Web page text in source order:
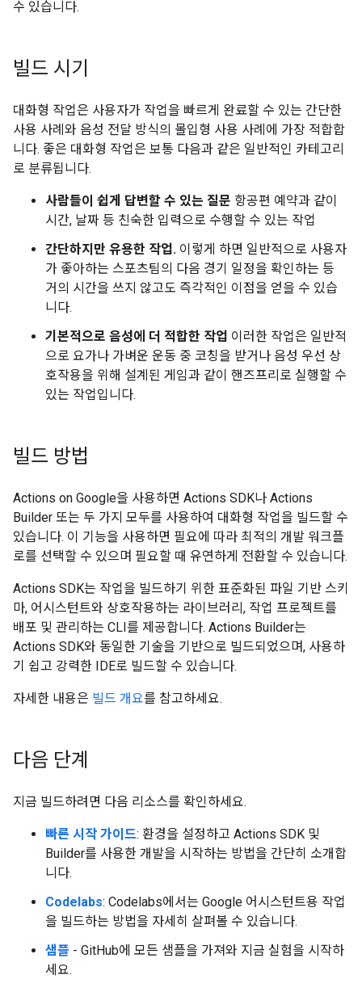
수 있습니다.
빌드 시기
대화형 작업은 사용자가 작업을 빠르게 완료할 수 있는 간단한
사용 사례와 음성 전달 방식의 몰입형 사용 사례에 가장 적합합
니다. 좋은 대화형 작업은 보통 다음과 같은 일반적인 카테고리
로 분류됩니다.
사람들이 쉽게 답변할 수 있는 질문 항공편 예약과 같이
시간, 날짜 등 친숙한 입력으로 수행할 수 있는 작업
간단하지만 유용한 작업. 이렇게 하면 일반적으로 사용자
가 좋아하는 스포츠팀의 다음 경기 일정을 확인하는 등
거의 시간을 쓰지 않고도 즉각적인 이점을 얻을 수 있습
니다.
기본적으로 음성에 더 적합한 작업 이러한 작업은 일반적
으로 요가나 가벼운 운동 중 코칭을 받거나 음성 우선 상
호작용을 위해 설계된 게임과 같이 핸즈프리로 실행할 수
있는 작업입니다.
빌드 방법
Actions on Google을 사용하면 Actions SDK나 Actions
Builder 또는 두 가지 모두를 사용하여 대화형 작업을 빌드할 수
있습니다. 이 기능을 사용하면 필요에 따라 최적의 개발 워크플
로를 선택할 수 있으며 필요할 때 유연하게 전환할 수 있습니다.
Actions SDK는 작업을 빌드하기 위한 표준화된 파일 기반 스키
마, 어시스턴트와 상호작용하는 라이브러리, 작업 프로젝트를
배포 및 관리하는 CLI를 제공합니다. Actions Builder는
Actions SDK와 동일한 기술을 기반으로 빌드되었으며, 사용하
기 쉽고 강력한 IDE로 빌드할 수 있습니다.
자세한 내용은 빌드 개요를 참고하세요.
다음 단계
지금 빌드하려면 다음 리소스를 확인하세요.
빠른 시작 가이드: 환경을 설정하고 Actions SDK 및
Builder를 사용한 개발을 시작하는 방법을 간단히 소개합
니다.
Codelabs: Codelabs에서는 Google 어시스턴트용 작업
을 빌드하는 방법을 자세히 살펴볼 수 있습니다.
샘플 - GitHub에 모든 샘플을 가져와 지금 실험을 시작하
세요.